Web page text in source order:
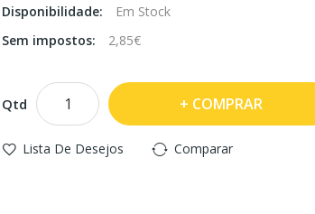
Disponibilidade:
Em Stock
Sem impostos:
2,85€
Qtd COMPRAR
Lista De Desejos Comparar